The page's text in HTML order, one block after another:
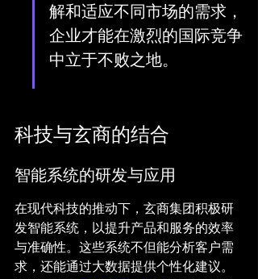
解和适应不同市场的需求，
企业才能在激烈的国际竞争
中立于不败之地。
科技与玄商的结合
智能系统的研发与应用
在现代科技的推动下，玄商集团积极研
发智能系统，以提升产品和服务的效率
与准确性。这些系统不但能分析客户需
求，还能通过大数据提供个性化建议。